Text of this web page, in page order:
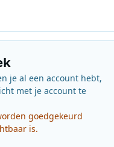
je al een account hebt,
met je account te
goedgekeurd
is.